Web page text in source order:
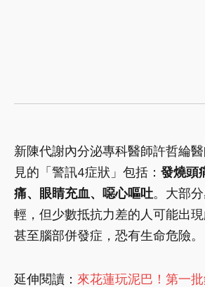
新陳代謝內分泌專科醫師許哲綸
見的「警訊4症狀」包括： 發燒頭
痛、眼睛充血、噁心嘔吐。大部
輕，但少數抵抗力差的人可能出
甚至腦部併發症，恐有生命危險。
延伸閱讀： 來花蓮玩泥巴！第一